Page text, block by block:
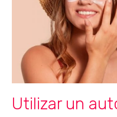
Utilizar un